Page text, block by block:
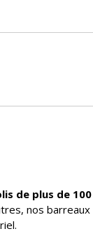
de plus de 100
nos